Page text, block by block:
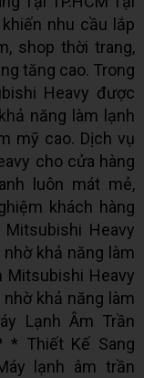
nhu cầu lắp
shop thời trang,
tăng cao. Trong
Heavy được
năng làm lạnh
mỹ cao. Dịch vụ
cho cửa hàng
luôn mát mẻ,
khách hàng
Heavy
khả năng làm
Mitsubishi Heavy
khả năng làm
Lạnh Âm Trần
* Thiết Kế Sang
lạnh âm trần